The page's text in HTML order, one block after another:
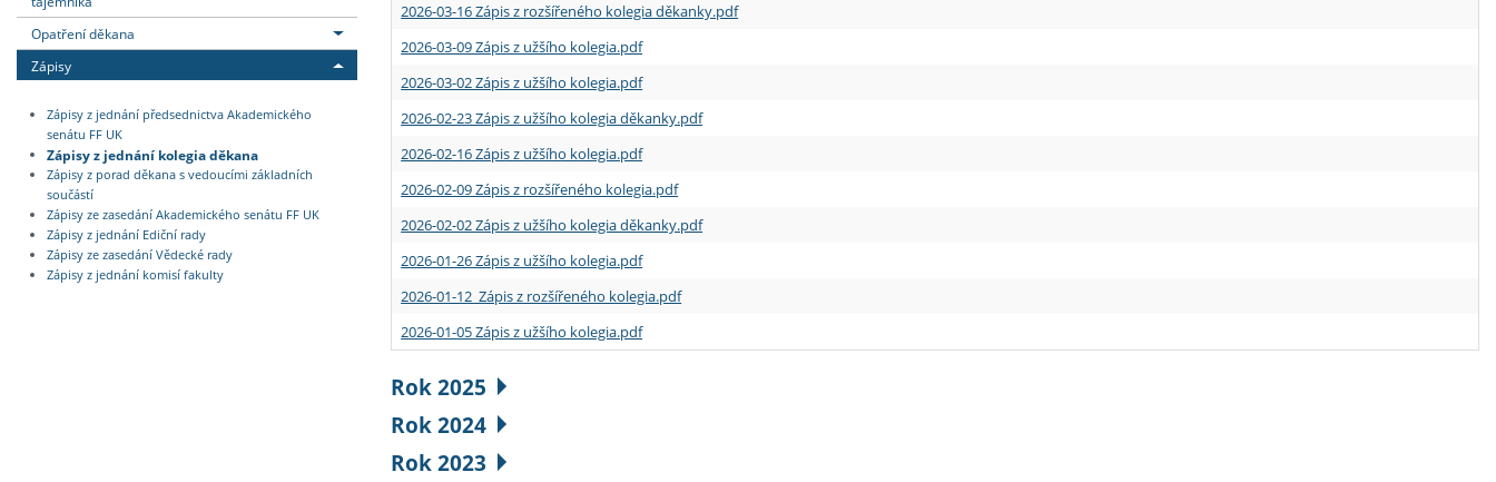
Opatření děkana
Zápisy
Zápisy z jednání předsednictva Akademického
senátu FF UK
Zápisy z jednání kolegia děkana
Zápisy z porad děkana s vedoucími základních
součástí
Zápisy ze zasedání Akademického senátu FF UK
Zápisy z jednání Ediční rady
Zápisy ze zasedání Vědecké rady
Zápisy z jednání komisí fakulty
2026-03-16 Zápis z rozšířeného kolegia děkanky.pdf
2026-03-09 Zápis z užšího kolegia.pdf
2026-03-02 Zápis z užšího kolegia.pdf
2026-02-23 Zápis z užšího kolegia děkanky.pdf
2026-02-16 Zápis z užšího kolegia.pdf
2026-02-09 Zápis z rozšířeného kolegia.pdf
2026-02-02 Zápis z užšího kolegia děkanky.pdf
2026-01-26 Zápis z užšího kolegia.pdf
2026-01-12 Zápis z rozšířeného kolegia.pdf
2026-01-05 Zápis z užšího kolegia.pdf
Rok 2025
Rok 2024
Rok 2023